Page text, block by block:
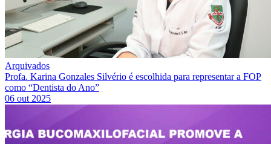
Arquivados
Profa. Karina Gonzales Silvério é escolhida para representar a FOP
como “Dentista do Ano”
06 out 2025